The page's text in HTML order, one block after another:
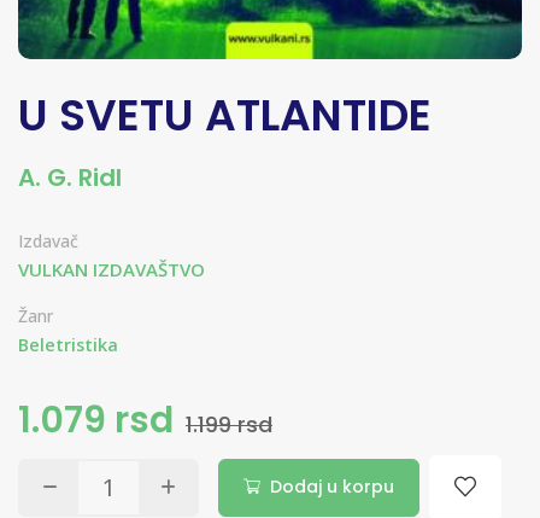
U SVETU ATLANTIDE
A. G. Ridl
Izdavač
VULKAN IZDAVAŠTVO
Žanr
Beletristika
1.079 rsd 1.199 rsd
Dodaj u korpu